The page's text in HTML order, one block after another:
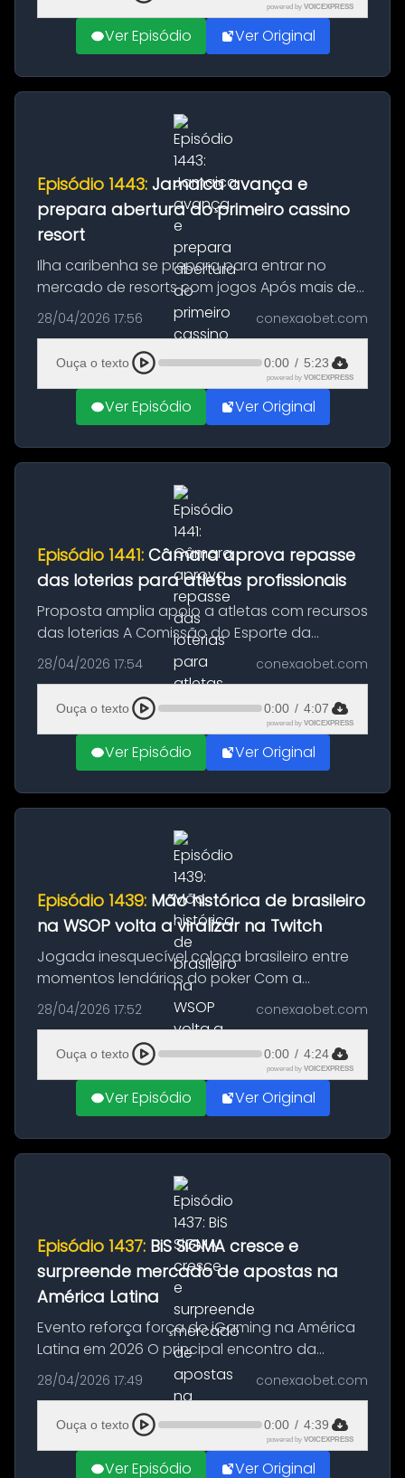
powered by VOICEXPRESS
Ver Episódio Ver Original
Episódio 1443: Jamaica avança e
prepara abertura do primeiro cassino
resort
Ilha caribenha se prepara para entrar no
mercado de resorts com jogos Após mais de
uma década desde a aprovação da
legislação que permite jogos de cassino, a
Jamaica finalmente dá passos concretos
par...
28/04/2026 17:56 conexaobet.com
Ouça o texto 0:00 / 5:23
powered by VOICEXPRESS
Ver Episódio Ver Original
Episódio 1441: Câmara aprova repasse
das loterias para atletas profissionais
Proposta amplia apoio a atletas com recursos
das loterias A Comissão do Esporte da
Câmara dos Deputados deu aval a um
projeto que prevê a destinação de parte da
arrecadação das loterias federais para ...
28/04/2026 17:54 conexaobet.com
Ouça o texto 0:00 / 4:07
powered by VOICEXPRESS
Ver Episódio Ver Original
Episódio 1439: Mão histórica de brasileiro
na WSOP volta a viralizar na Twitch
Jogada inesquecível coloca brasileiro entre
momentos lendários do poker Com a
aproximação de uma nova edição da World
Series of Poker, um dos episódios mais
marcantes envolvendo um jogador brasileiro
28/04/2026 17:52 conexaobet.com
Ouça o texto 0:00 / 4:24
powered by VOICEXPRESS
Ver Episódio Ver Original
Episódio 1437: BiS SiGMA cresce e
surpreende mercado de apostas na
América Latina
Evento reforça força do iGaming na América
Latina em 2026 O principal encontro da
indústria de apostas na América Latina voltou
a demonstrar sua relevância em 2026. O
balanço mais recente do BiS SiGMA...
28/04/2026 17:49 conexaobet.com
Ouça o texto 0:00 / 4:39
powered by VOICEXPRESS
Ver Episódio Ver Original